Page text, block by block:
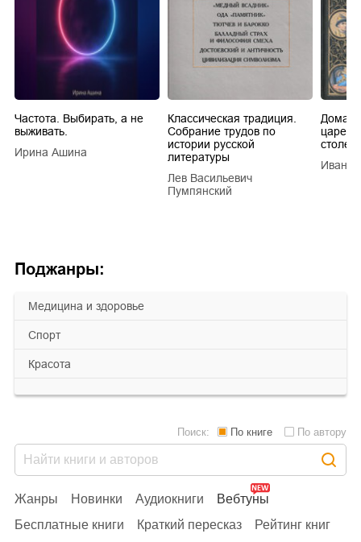
Поджанры:
медицина и здоровье
спорт
красота
Частота. Выбирать, а не
выживать.
Ирина Ашина
Классическая традиция.
Собрание трудов по
истории русской
литературы
Лев Васильевич
Пумпянский
царей
Иван
Жанры Новинки Аудиокниги
Вебтуны
Бесплатные книги
Краткий пересказ Рейтинг книг
Поиск: По книге По автору